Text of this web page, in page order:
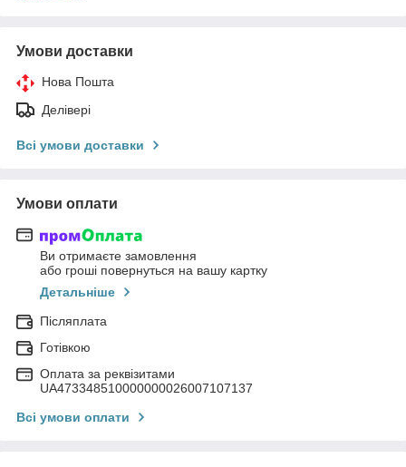
Умови доставки
Нова Пошта
Делівері
Всі умови доставки
Умови оплати
Ви отримаєте замовлення
або гроші повернуться на вашу картку
Детальніше
Післяплата
Готівкою
Оплата за реквізитами
UA473348510000000026007107137
Всі умови оплати